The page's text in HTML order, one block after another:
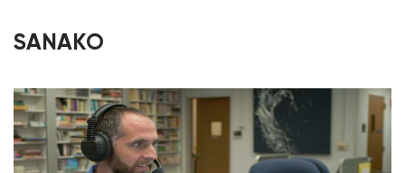
SANAKO